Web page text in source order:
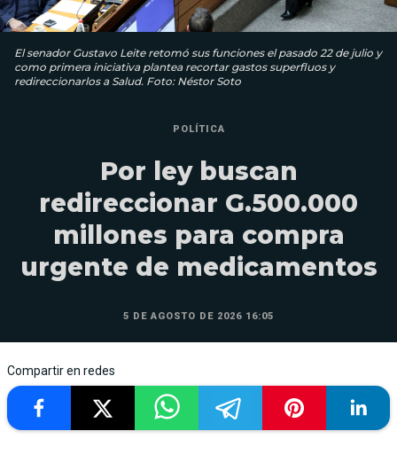
El senador Gustavo Leite retomó sus funciones el pasado 22 de julio y
como primera iniciativa plantea recortar gastos superfluos y
redireccionarlos a Salud. Foto: Néstor Soto
POLÍTICA
Por ley buscan
redireccionar G.500.000
millones para compra
urgente de medicamentos
5 DE AGOSTO DE 2026 16:05
Compartir en redes